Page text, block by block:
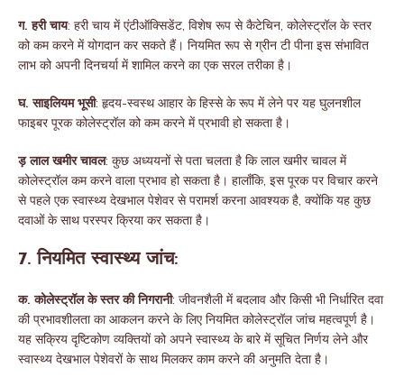
ग. हरी चाय: हरी चाय में एंटीऑक्सिडेंट, विशेष रूप से कैटेचिन, कोलेस्ट्रॉल के स्तर
को कम करने में योगदान कर सकते हैं। नियमित रूप से ग्रीन टी पीना इस संभावित
लाभ को अपनी दिनचर्या में शामिल करने का एक सरल तरीका है।
घ. साइलियम भूसी: हृदय-स्वस्थ आहार के हिस्से के रूप में लेने पर यह घुलनशील
फाइबर पूरक कोलेस्ट्रॉल को कम करने में प्रभावी हो सकता है।
ड़ लाल खमीर चावल: कुछ अध्ययनों से पता चलता है कि लाल खमीर चावल में
कोलेस्ट्रॉल कम करने वाला प्रभाव हो सकता है। हालाँकि, इस पूरक पर विचार करने
से पहले एक स्वास्थ्य देखभाल पेशेवर से परामर्श करना आवश्यक है, क्योंकि यह कुछ
दवाओं के साथ परस्पर क्रिया कर सकता है।
7. नियमित स्वास्थ्य जांच:
क. कोलेस्ट्रॉल के स्तर की निगरानी: जीवनशैली में बदलाव और किसी भी निर्धारित दवा
की प्रभावशीलता का आकलन करने के लिए नियमित कोलेस्ट्रॉल जांच महत्वपूर्ण है।
यह सक्रिय दृष्टिकोण व्यक्तियों को अपने स्वास्थ्य के बारे में सूचित निर्णय लेने और
स्वास्थ्य देखभाल पेशेवरों के साथ मिलकर काम करने की अनुमति देता है।